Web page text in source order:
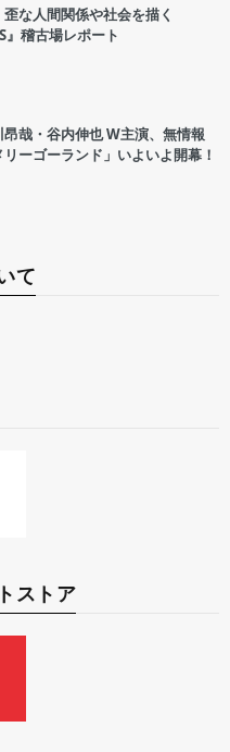
歪な人間関係や社会を描く
』稽古場レポート
昂哉・谷内伸也 W主演、無情報
リーゴーランド」いよいよ開幕！
て
ストア